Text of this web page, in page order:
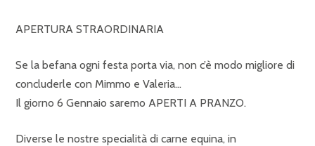
APERTURA STRAORDINARIA
Se la befana ogni festa porta via, non c’è modo migliore di
concluderle con Mimmo e Valeria…
Il giorno 6 Gennaio saremo APERTI A PRANZO.
Diverse le nostre specialità di carne equina, in